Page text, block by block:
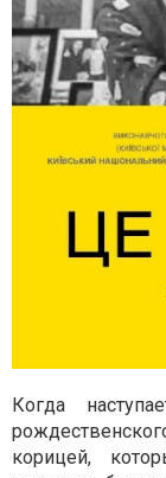
Когда
корицей,